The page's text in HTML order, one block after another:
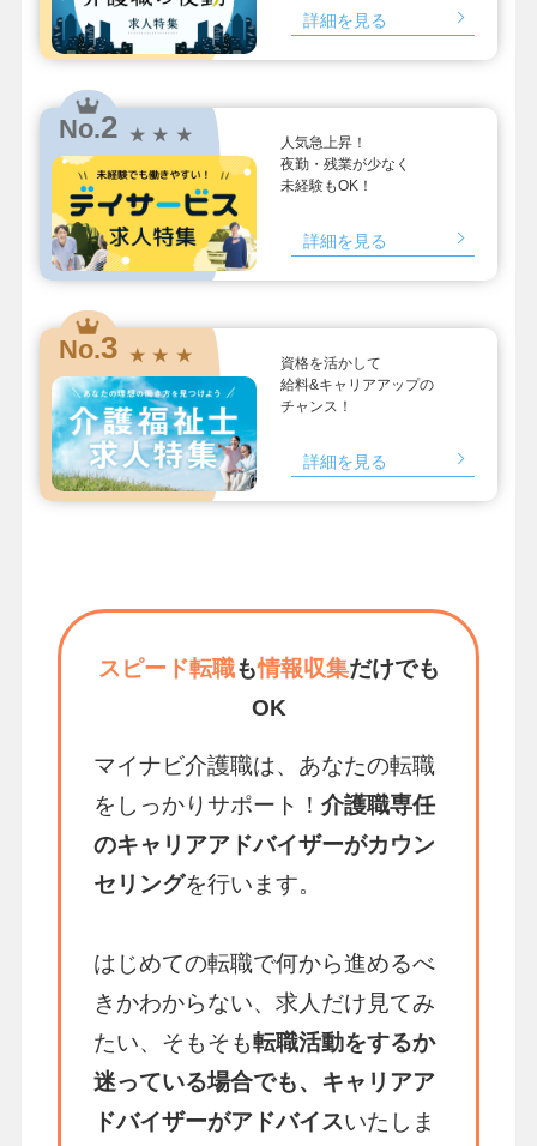
詳細を見る
No.2 ★ ★ ★
人気急上昇！
夜勤・残業が少なく
未経験もOK！
詳細を見る
No.3 ★ ★ ★
資格を活かして
給料&キャリアアップの
チャンス！
詳細を見る
スピード転職も情報収集だけでも
OK
マイナビ介護職は、あなたの転職
をしっかりサポート！ 介護職専任
のキャリアアドバイザーがカウン
セリングを行います。
はじめての転職で何から進めるべ
きかわからない、求人だけ見てみ
たい、そもそも転職活動をするか
迷っている場合でも、キャリアア
ドバイザーがアドバイスいたしま